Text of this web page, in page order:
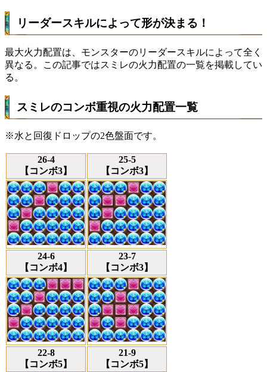
リーダースキルによって形が決まる！
最大火力配置は、モンスターのリーダースキルによって全く
異なる。この記事ではスミレの火力配置の一覧を掲載してい
る。
スミレのコンボ重視の火力配置一覧
※水と回復ドロップの2色盤面です。
26-4
【コンボ3】
25-5
【コンボ3】
24-6
【コンボ4】
23-7
【コンボ3】
22-8
【コンボ5】
21-9
【コンボ5】